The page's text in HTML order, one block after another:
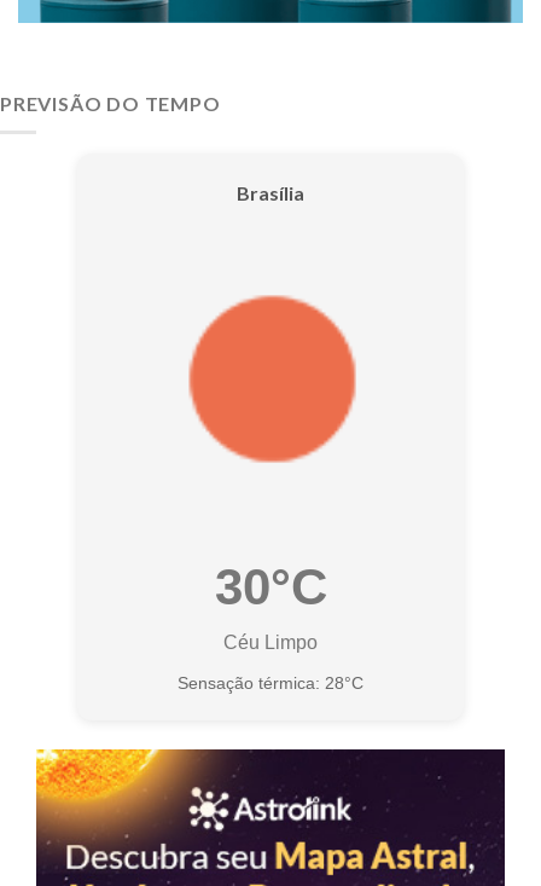
PREVISÃO DO TEMPO
Brasília
30°C
Céu Limpo
Sensação térmica: 28°C